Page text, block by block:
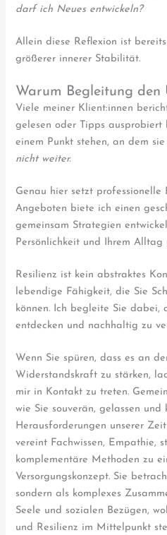
darf ich Neues entwickeln?
Allein diese Reflexion ist
größerer innerer Stabilität.
Warum Begleitung den
Viele meiner Klient:innen
gelesen oder Tipps ausprobiert
einem Punkt stehen, an dem
nicht weiter.
Genau hier setzt professionelle
Angeboten biete ich einen
gemeinsam Strategien
Persönlichkeit und Ihrem Alltag
Resilienz ist kein abstraktes
lebendige Fähigkeit, die Sie
können. Ich begleite Sie dabei,
entdecken und nachhaltig zu
Wenn Sie spüren, dass es an
Widerstandskraft zu stärken,
mir in Kontakt zu treten.
wie Sie souverän, gelassen
Herausforderungen unserer
vereint Fachwissen, Empathie,
komplementäre Methoden zu
Versorgungskonzept. Sie
sondern als komplexes
Seele und sozialen Bezügen,
und Resilienz im Mittelpunkt